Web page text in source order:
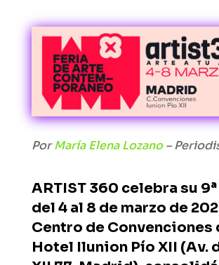
PorMaría Elena Lozano–
ARTIST 360 celebra su
del 4 al 8 de marzo de
Centro de Convenciones
Hotel Ilunion Pío XII (Av.